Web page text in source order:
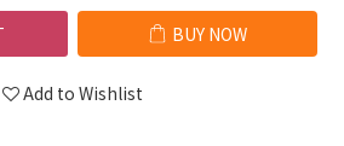
BUY NOW
Add to Wishlist